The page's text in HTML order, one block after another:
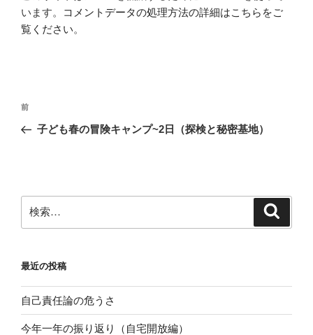
います。
コメントデータの処理方法の詳細はこちらをご
覧ください。
投
ナ
ー
シ
前
の
前
子ども春の冒険キャンプ~2日（探検と秘密基地）
索:
最近の投稿
自己責任論の危うさ
今年一年の振り返り（自宅開放編）